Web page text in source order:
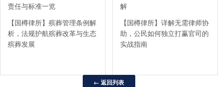
责任与标准一览
【国樽律所】殡葬管理条例解
析，法规护航殡葬改革与生态
殡葬发展
解
【国樽律所】详解无需律师协
助，公民如何独立打赢官司的
实战指南
← 返回列表